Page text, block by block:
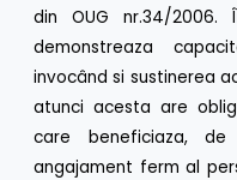
din OUG nr.34/
demonstreaza
invocând si sustinerea
atunci acesta are
care beneficiaza,
angajament ferm al